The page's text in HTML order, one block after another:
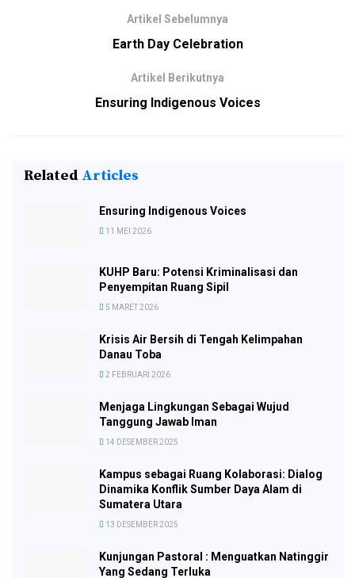
Artikel Sebelumnya
Earth Day Celebration
Artikel Berikutnya
Ensuring Indigenous Voices
Related Articles
Ensuring Indigenous Voices
11 MEI 2026
KUHP Baru: Potensi Kriminalisasi dan
Penyempitan Ruang Sipil
5 MARET 2026
Krisis Air Bersih di Tengah Kelimpahan
Danau Toba
2 FEBRUARI 2026
Menjaga Lingkungan Sebagai Wujud
Tanggung Jawab Iman
14 DESEMBER 2025
Kampus sebagai Ruang Kolaborasi: Dialog
Dinamika Konflik Sumber Daya Alam di
Sumatera Utara
13 DESEMBER 2025
Kunjungan Pastoral : Menguatkan Natinggir
Yang Sedang Terluka